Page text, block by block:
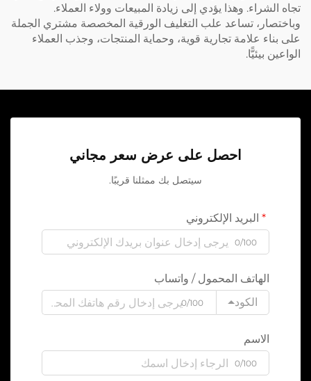
تجاه الشراء. وهذا يؤدي إلى زيادة المبيعات وولاء العملاء.
وباختصار، تساعد علب التغليف الورقية المخصصة مشتري الجملة
على بناء علامة تجارية قوية، وحماية المنتجات، وجذب العملاء
الواعين بيئيًّا.
احصل على عرض سعر مجاني
سيتصل بك ممثلنا قريبًا.
البريد الإلكتروني
0/100
الهاتف المحمول / واتساب
الكود
0/100
الاسم
0/100